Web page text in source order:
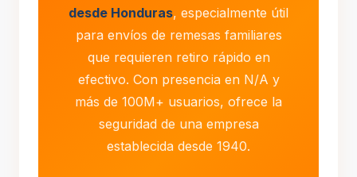
desde Honduras, especialmente útil
para envíos de remesas familiares
que requieren retiro rápido en
efectivo. Con presencia en N/A y
más de 100M+ usuarios, ofrece la
seguridad de una empresa
establecida desde 1940.